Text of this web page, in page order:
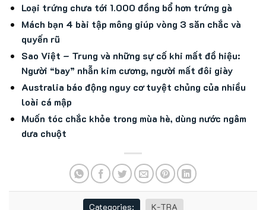
Loại trứng chưa tới 1.000 đồng bổ hơn trứng gà
Mách bạn 4 bài tập mông giúp vòng 3 săn chắc và
quyến rũ
Sao Việt – Trung và những sự cố khi mất đồ hiệu:
Người “bay” nhẫn kim cương, người mất đôi giày
Australia báo động nguy cơ tuyệt chủng của nhiều
loài cá mập
Muốn tóc chắc khỏe trong mùa hè, dùng nước ngâm
dưa chuột
Categories: K-TRA